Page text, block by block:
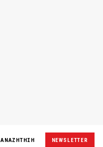
ΑΝΑΖΗΤΗΣΗ NEWSLETTER